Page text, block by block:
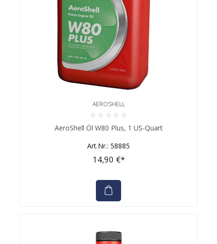
AEROSHELL
Durchschnittliche Bewertung von 0 von 5 Sternen
AeroShell Öl W80 Plus, 1 US-Quart
Art.Nr.: 58885
14,90 €*